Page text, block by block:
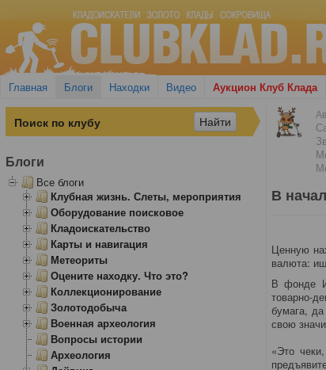
Главная Блоги Находки Видео Аукцион Клуб Клада
В
Ценную
валюта:
В фонде
товарно-
бумага,
свою
«Это
Блоги
Все блоги
Клубная жизнь. Слеты, мероприятия
Оборудование поисковое
Кладоискательство
Карты и навигация
Метеориты
Оцените находку. Что это?
Коллекционирование
Золотодобыча
Военная археология
Вопросы истории
Археология